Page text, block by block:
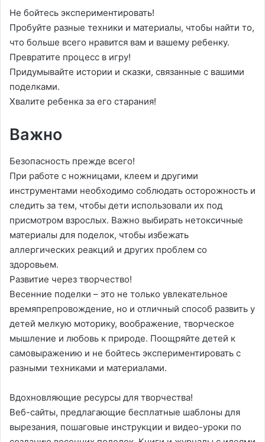
Не бойтесь экспериментировать!
Пробуйте разные техники и материалы, чтобы найти то,
что больше всего нравится вам и вашему ребенку.
Превратите процесс в игру!
Придумывайте истории и сказки, связанные с вашими
поделками.
Хвалите ребенка за его старания!
Важно
Безопасность прежде всего!
При работе с ножницами, клеем и другими
инструментами необходимо соблюдать осторожность и
следить за тем, чтобы дети использовали их под
присмотром взрослых. Важно выбирать нетоксичные
материалы для поделок, чтобы избежать
аллергических реакций и других проблем со
здоровьем.
Развитие через творчество!
Весенние поделки – это не только увлекательное
времяпрепровождение, но и отличный способ развить у
детей мелкую моторику, воображение, творческое
мышление и любовь к природе. Поощряйте детей к
самовыражению и не бойтесь экспериментировать с
разными техниками и материалами.
Вдохновляющие ресурсы для творчества!
Веб-сайты, предлагающие бесплатные шаблоны для
вырезания, пошаговые инструкции и видео-уроки по